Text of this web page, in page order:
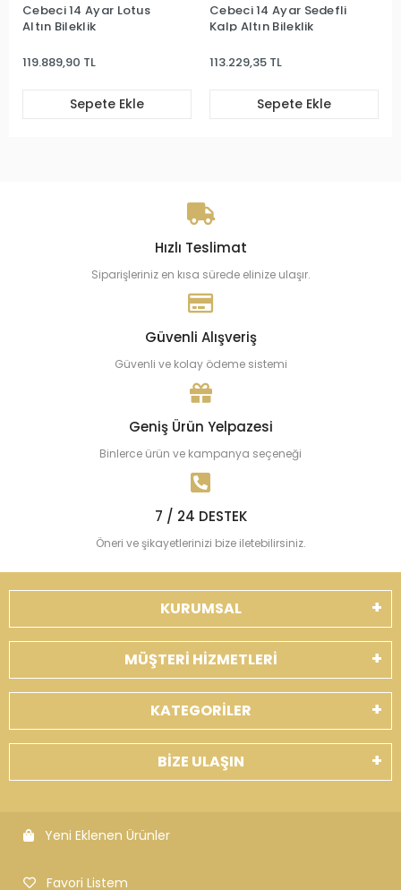
Cebeci 14 Ayar Lotus
Altın Bileklik
119.889,90 TL
Sepete Ekle
Cebeci 14 Ayar Sedefli
Kalp Altın Bileklik
113.229,35 TL
Sepete Ekle
Hızlı Teslimat
Siparişleriniz en kısa sürede elinize ulaşır.
Güvenli Alışveriş
Güvenli ve kolay ödeme sistemi
Geniş Ürün Yelpazesi
Binlerce ürün ve kampanya seçeneği
7 / 24 DESTEK
Öneri ve şikayetlerinizi bize iletebilirsiniz.
KURUMSAL
MÜŞTERİ HİZMETLERİ
KATEGORİLER
BİZE ULAŞIN
Yeni Eklenen Ürünler
Favori Listem